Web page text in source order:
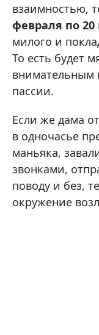
взаимностью,
февраля по 20
милого и
То есть будет
внимательным
пассии.
Если же дама
в одночасье
маньяка,
звонками,
поводу и без,
окружение